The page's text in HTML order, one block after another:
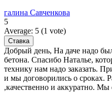
галина Савченкова
5
Average: 5 (1 vote)
Добрый день, На даче надо
бетона. Спасибо Наталье,
технику нам надо заказать.
и мы договорились о сроках.
,качественно и аккуратно.